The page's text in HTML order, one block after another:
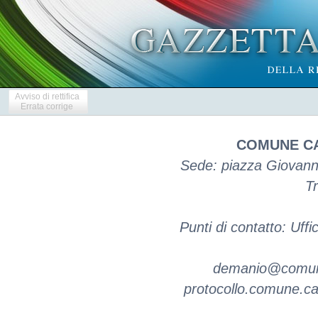
Avviso di rettifica
Errata corrige
COMUNE
Sede: piazza
Punti di contatto: